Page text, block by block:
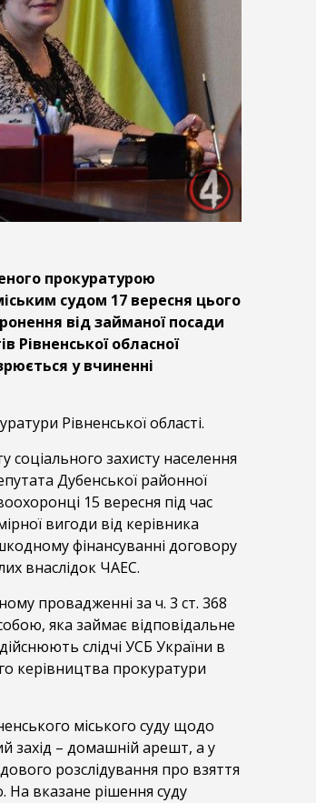
прокуратурою
судом 17 вересня цього
від займаної посади
Рівненської обласної
у вчиненні
Рівненської області.
захисту населення
Дубенської районної
15 вересня під час
вигоди від керівника
фінансуванні договору
внаслідок ЧАЕС.
провадженні за ч. 3 ст. 368
яка займає відповідальне
слідчі УСБ України в
керівництва прокуратури
міського суду щодо
захід – домашній арешт, а у
розслідування про взяття
На вказане рішення суду